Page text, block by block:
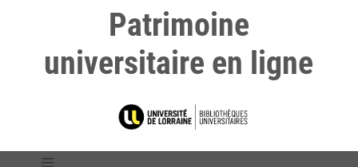
Patrimoine
universitaire en ligne